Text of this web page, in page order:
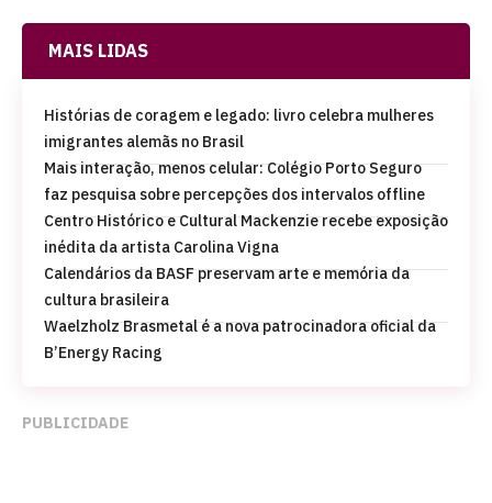
MAIS LIDAS
Histórias de coragem e legado: livro celebra mulheres
imigrantes alemãs no Brasil
Mais interação, menos celular: Colégio Porto Seguro
faz pesquisa sobre percepções dos intervalos offline
Centro Histórico e Cultural Mackenzie recebe exposição
inédita da artista Carolina Vigna
Calendários da BASF preservam arte e memória da
cultura brasileira
Waelzholz Brasmetal é a nova patrocinadora oficial da
B’Energy Racing
PUBLICIDADE